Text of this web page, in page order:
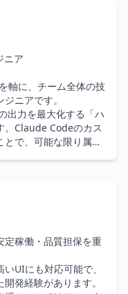
することで、信頼を
クエンド開発も対応
続して関わることがで
価され、安定した開発
す。
ニア
軸に、チーム全体の技
ニアです。
出力を最大化する「ハ
。Claude Codeのカス
で、可能な限り属人
視化し、「今やるべ
す。ユーザーファー
を高めます。
定稼働・品質担保を重
UIにも対応可能で、
発経験があります。